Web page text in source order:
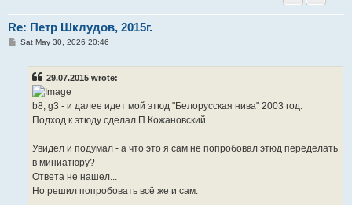
Re: Петр Шклудов, 2015г.
PSat May 30, 2026 20:46
29.07.2015 wrote:
b8, g3 - и далее идет мой этюд "Белорусская нива" 2003 год.
Подход к этюду сделал П.Кожановский.
Увидел и подумал - а что это я сам не попробовал этюд переделать
в миниатюру?
Ответа не нашел...
Но решил попробовать всё же и сам: